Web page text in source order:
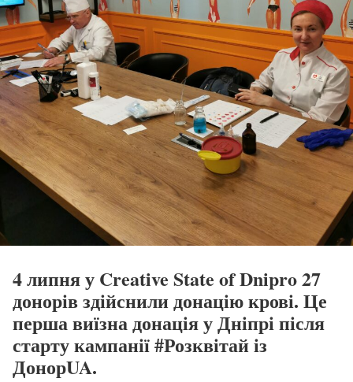
4 липня у Creative State of Dnipro 27
донорів здійснили донацію крові. Це
перша виїзна донація у Дніпрі після
старту кампанії #Розквітай із
ДонорUA.